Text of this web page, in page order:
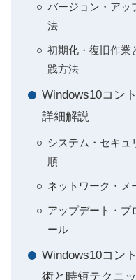
バージョン・アッ
法
初期化・復旧作業
践方法
Windows10コン
詳細解説
システム・セキュ
順
ネットワーク・メ
アップデート・プ
ール
Windows10コン
術と時短テクニ